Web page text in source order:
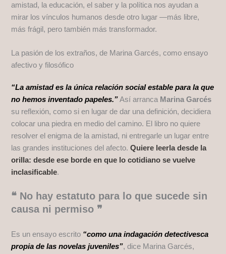
amistad, la educación, el saber y la política nos ayudan a
mirar los vínculos humanos desde otro lugar —más libre,
más frágil, pero también más transformador.
La pasión de los extraños, de Marina Garcés, como ensayo
afectivo y filosófico
“La amistad es la única relación social estable para la que
no hemos inventado papeles.”Así arranca Marina Garcés
su reflexión, como si en lugar de dar una definición, decidiera
colocar una piedra en medio del camino. El libro no quiere
resolver el enigma de la amistad, ni entregarle un lugar entre
las grandes instituciones del afecto.Quiere leerla desde la
orilla: desde ese borde en que lo cotidiano se vuelve
inclasificable.
❝ No hay estatuto para lo que sucede sin
causa ni permiso ❞
Es un ensayo escrito “como una indagación detectivesca
propia de las novelas juveniles”, dice Marina Garcés,